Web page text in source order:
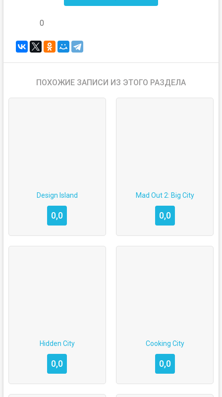
0
ПОХОЖИЕ ЗАПИСИ ИЗ ЭТОГО РАЗДЕЛА
Design Island
0,0
Mad Out 2: Big City
0,0
Hidden City
0,0
Cooking City
0,0